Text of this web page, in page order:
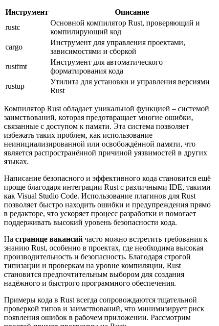
Инструмент
Описание
rustc
Основной компилятор Rust, проверяющий и
компилирующий код
cargo
Инструмент для управления проектами,
зависимостями и сборкой
rustfmt
Инструмент для автоматического
форматирования кода
rustup
Утилита для установки и управления версиями
Rust
Компилятор Rust обладает уникальной функцией – системой
заимствований, которая предотвращает многие ошибки,
связанные с доступом к памяти. Эта система позволяет
избежать таких проблем, как использование
неинициализированной или освобождённой памяти, что
является распространённой причиной уязвимостей в других
языках.
Написание безопасного и эффективного кода становится ещё
проще благодаря интеграции Rust с различными IDE, такими
как Visual Studio Code. Использование плагинов для Rust
позволяет быстро находить ошибки и предупреждения прямо
в редакторе, что ускоряет процесс разработки и помогает
поддерживать высокий уровень безопасности кода.
На странице вакансий часто можно встретить требования к
знанию Rust, особенно в проектах, где необходима высокая
производительность и безопасность. Благодаря строгой
типизации и проверкам на уровне компиляции, Rust
становится предпочтительным выбором для создания
надёжного и быстрого программного обеспечения.
Примеры кода в Rust всегда сопровождаются тщательной
проверкой типов и заимствований, что минимизирует риск
появления ошибок в рабочем приложении. Рассмотрим